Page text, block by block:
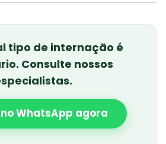
tipo de internação é
Consulte nossos
WhatsApp agora